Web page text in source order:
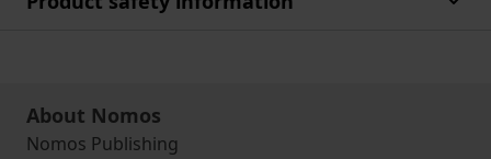
About Nomos
Nomos Publishing